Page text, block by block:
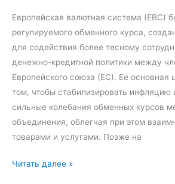
е
р
а
ц
и
и
е
к
т
р
о
н
н
о
й
о
д
ы
а
н
а
л
и
з
а
н
Европейская валютная система (ЕВС)
регулируемого обменного курса,
для содействия более тесному
денежно-кредитной политики между
Европейского союза (ЕС). Ее основная
том, чтобы стабилизировать инфляцию
сильные колебания обменных курсов
объединения, облегчая при этом
товарами и услугами. Позже на
И
Читать далее »